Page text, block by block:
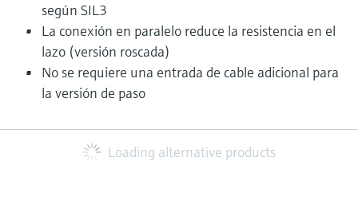
según SIL3
La conexión en paralelo reduce la resistencia en el
lazo (versión roscada)
No se requiere una entrada de cable adicional para
la versión de paso
Loading alternative products